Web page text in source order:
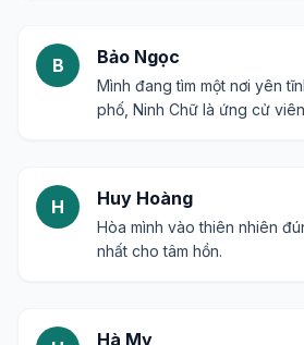
B Bảo Ngọc
Mình đang tìm một nơi yên
phố, Ninh Chữ là ứng cử
H Huy Hoàng
Hòa mình vào thiên nhiên
nhất cho tâm hồn.
Hà My